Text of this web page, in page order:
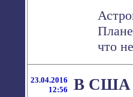
что
23.04.2016
12:56
В США